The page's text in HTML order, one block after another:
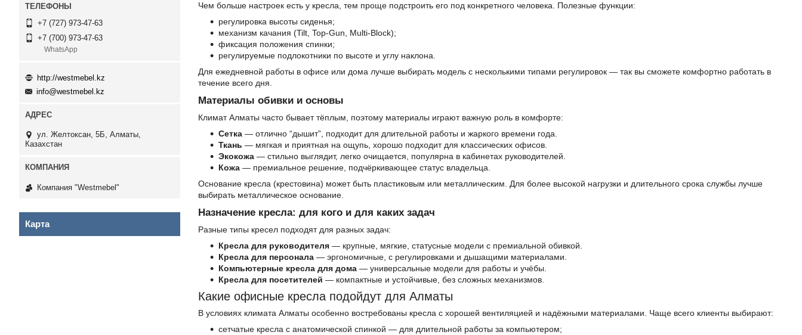
Чем больше настроек есть у кресла, тем проще подстроить его под конкретного человека. Полезные функции:
регулировка высоты сиденья;
механизм качания (Tilt, Top-Gun, Multi-Block);
фиксация положения спинки;
регулируемые подлокотники по высоте и углу наклона.
Для ежедневной работы в офисе или дома лучше выбирать модель с несколькими типами регулировок — так вы сможете комфортно работать в
течение всего дня.
Материалы обивки и основы
Климат Алматы часто бывает тёплым, поэтому материалы играют важную роль в комфорте:
Сетка — отлично “дышит”, подходит для длительной работы и жаркого времени года.
Ткань — мягкая и приятная на ощупь, хорошо подходит для классических офисов.
Экокожа — стильно выглядит, легко очищается, популярна в кабинетах руководителей.
Кожа — премиальное решение, подчёркивающее статус владельца.
Основание кресла (крестовина) может быть пластиковым или металлическим. Для более высокой нагрузки и длительного срока службы лучше
выбирать металлическое основание.
Назначение кресла: для кого и для каких задач
Разные типы кресел подходят для разных задач:
Кресла для руководителя — крупные, мягкие, статусные модели с премиальной обивкой.
Кресла для персонала — эргономичные, с регулировками и дышащими материалами.
Компьютерные кресла для дома — универсальные модели для работы и учёбы.
Кресла для посетителей — компактные и устойчивые, без сложных механизмов.
Какие офисные кресла подойдут для Алматы
В условиях климата Алматы особенно востребованы кресла с хорошей вентиляцией и надёжными материалами. Чаще всего клиенты выбирают:
сетчатые кресла с анатомической спинкой — для длительной работы за компьютером;
+7 (727) 973-47-63
+7 (700) 973-47-63
WhatsApp
http://westmebel.kz
info@westmebel.kz
ул. Желтоксан, 5Б, Алматы,
Казахстан
Компания "Westmebel"
Карта